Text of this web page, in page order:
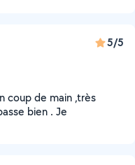
5/5
coup de main ,très
bien . Je